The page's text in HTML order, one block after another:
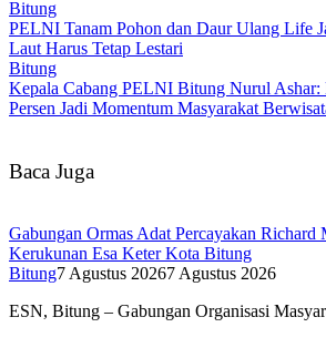
Bitung
PELNI Tanam Pohon dan Daur Ulang Life
Laut Harus Tetap Lestari
Bitung
Kepala Cabang PELNI Bitung Nurul
Persen Jadi Momentum Masyarakat
Baca Juga
Gabungan Ormas Adat Percayakan Richard
Kerukunan Esa Keter Kota Bitung
Bitung7 Agustus 20267 Agustus 2026
ESN, Bitung – Gabungan Organisasi